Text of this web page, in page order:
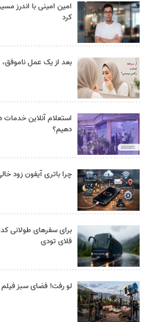
امین امینی با اندرز
کرد
بعد از یک عمل ناموفق،
استعلام آنلاین خدمات
دهیم؟
چرا باتری آیفون زود خالی می
برای سفرهای طولانی
فلای تودی
لو رفت! فضای سبز